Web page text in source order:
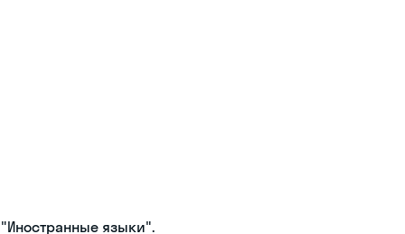
языки".